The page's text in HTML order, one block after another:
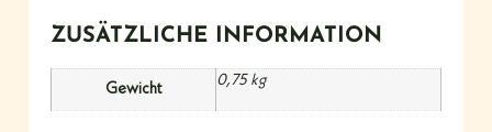
ZUSÄTZLICHE INFORMATION
Gewicht
0,75 kg